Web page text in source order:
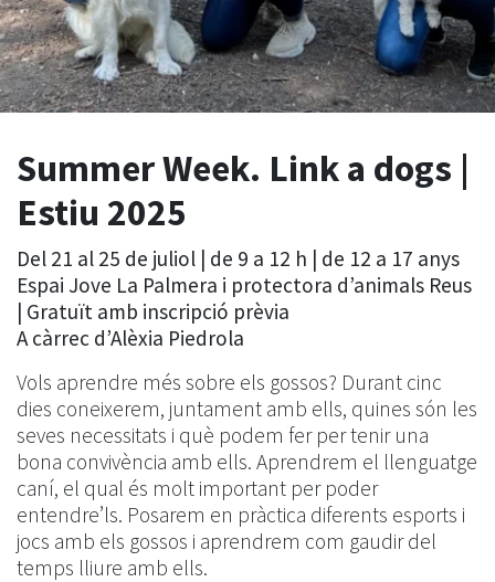
Summer Week. Link a dogs |
Estiu 2025
Del 21 al 25 de juliol | de 9 a 12 h | de 12 a 17 anys
Espai Jove La Palmera i protectora d’animals Reus
| Gratuït amb inscripció prèvia
A càrrec d’Alèxia Piedrola
Vols aprendre més sobre els gossos? Durant cinc
dies coneixerem, juntament amb ells, quines són les
seves necessitats i què podem fer per tenir una
bona convivència amb ells. Aprendrem el llenguatge
caní, el qual és molt important per poder
entendre’ls. Posarem en pràctica diferents esports i
jocs amb els gossos i aprendrem com gaudir del
temps lliure amb ells.